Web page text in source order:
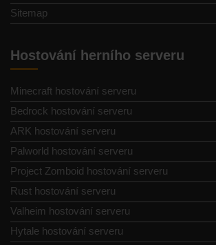
Sitemap
Hostování herního serveru
Minecraft hostování serveru
Bedrock hostování serveru
ARK hostování serveru
Palworld hostování serveru
Project Zomboid hostování serveru
Rust hostování serveru
Valheim hostování serveru
Hytale hostování serveru